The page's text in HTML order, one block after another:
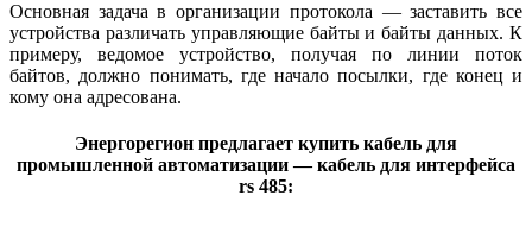
Основная задача в организации протокола — заставить все
устройства различать управляющие байты и байты данных. К
примеру, ведомое устройство, получая по линии поток
байтов, должно понимать, где начало посылки, где конец и
кому она адресована.
Энергорегион предлагает купить кабель для
промышленной автоматизации — кабель для интерфейса
rs 485: